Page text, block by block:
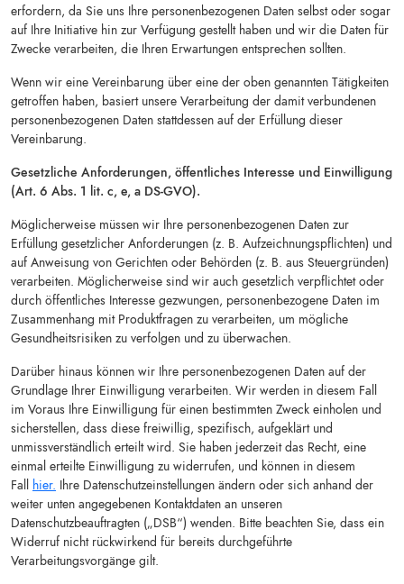
erfordern, da Sie uns Ihre personenbezogenen Daten selbst oder sogar
auf Ihre Initiative hin zur Verfügung gestellt haben und wir die Daten für
Zwecke verarbeiten, die Ihren Erwartungen entsprechen sollten.
Wenn wir eine Vereinbarung über eine der oben genannten Tätigkeiten
getroffen haben, basiert unsere Verarbeitung der damit verbundenen
personenbezogenen Daten stattdessen auf der Erfüllung dieser
Vereinbarung.
Gesetzliche Anforderungen, öffentliches Interesse und Einwilligung
(Art. 6 Abs. 1 lit. c, e, a DS-GVO).
Möglicherweise müssen wir Ihre personenbezogenen Daten zur
Erfüllung gesetzlicher Anforderungen (z. B. Aufzeichnungspflichten) und
auf Anweisung von Gerichten oder Behörden (z. B. aus Steuergründen)
verarbeiten. Möglicherweise sind wir auch gesetzlich verpflichtet oder
durch öffentliches Interesse gezwungen, personenbezogene Daten im
Zusammenhang mit Produktfragen zu verarbeiten, um mögliche
Gesundheitsrisiken zu verfolgen und zu überwachen.
Darüber hinaus können wir Ihre personenbezogenen Daten auf der
Grundlage Ihrer Einwilligung verarbeiten. Wir werden in diesem Fall
im Voraus Ihre Einwilligung für einen bestimmten Zweck einholen und
sicherstellen, dass diese freiwillig, spezifisch, aufgeklärt und
unmissverständlich erteilt wird. Sie haben jederzeit das Recht, eine
einmal erteilte Einwilligung zu widerrufen, und können in diesem
Fall hier. Ihre Datenschutzeinstellungen ändern oder sich anhand der
weiter unten angegebenen Kontaktdaten an unseren
Datenschutzbeauftragten („DSB“) wenden. Bitte beachten Sie, dass ein
Widerruf nicht rückwirkend für bereits durchgeführte
Verarbeitungsvorgänge gilt.